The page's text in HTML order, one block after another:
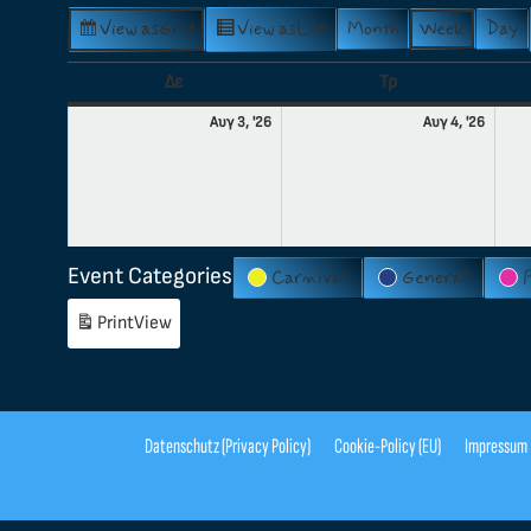
View asGrid View asList Month Week Day
Δε Τρ
Αυγ 3, '26 Αυγ 4, '26
Event Categories Carnival General
PrintView
Datenschutz (Privacy Policy) Cookie-Policy (EU) Impressum